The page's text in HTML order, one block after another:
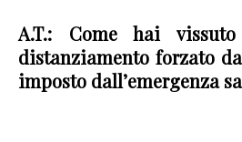
A.T.: Come hai
distanziamento forzato
imposto dall’emergenza